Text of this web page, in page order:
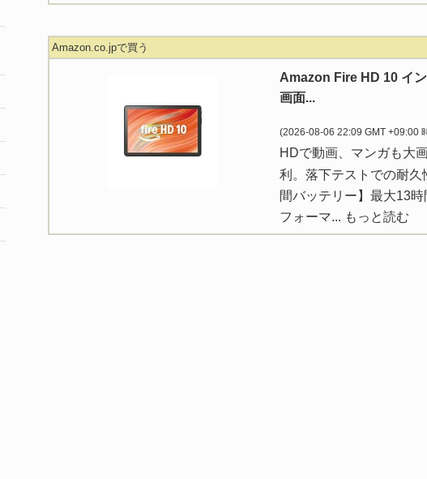
Amazon.co.jpで買う
Amazon Fire HD 10 イ
画面...
(2026-08-06 22:09 GMT +09:00
HDで動画、マンガも大
利。落下テストでの耐
間バッテリー】最大13
フォーマ... もっと読む